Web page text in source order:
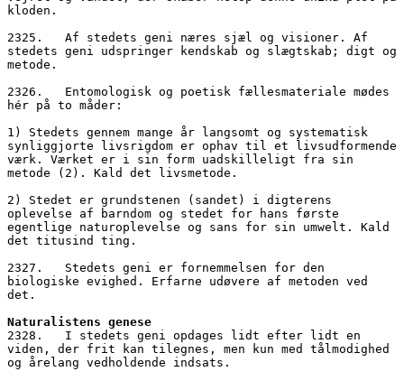
kloden.
2325.   Af stedets geni næres sjæl og visioner. Af
stedets geni udspringer kendskab og slægtskab; digt og
metode.
2326.   Entomologisk og poetisk fællesmateriale mødes
hér på to måder:
1) Stedets gennem mange år langsomt og systematisk
synliggjorte livsrigdom er ophav til et livsudformende
værk. Værket er i sin form uadskilleligt fra sin
metode (2). Kald det livsmetode.
2) Stedet er grundstenen (sandet) i digterens
oplevelse af barndom og stedet for hans første
egentlige naturoplevelse og sans for sin umwelt. Kald
det titusind ting.
2327.   Stedets geni er fornemmelsen for den
biologiske evighed. Erfarne udøvere af metoden ved
det.
Naturalistens genese
2328.   I stedets geni opdages lidt efter lidt en
viden, der frit kan tilegnes, men kun med tålmodighed
og årelang vedholdende indsats.